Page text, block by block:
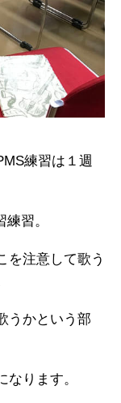
練習は１週
習。
を注意して歌う
うかという部
ります。